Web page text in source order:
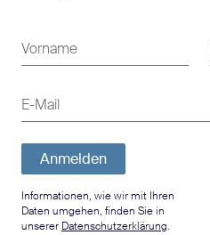
Vorname
E-Mail
Anmelden
Informationen, wie wir mit Ihren
Daten umgehen, finden Sie in
unserer Datenschutzerklärung.